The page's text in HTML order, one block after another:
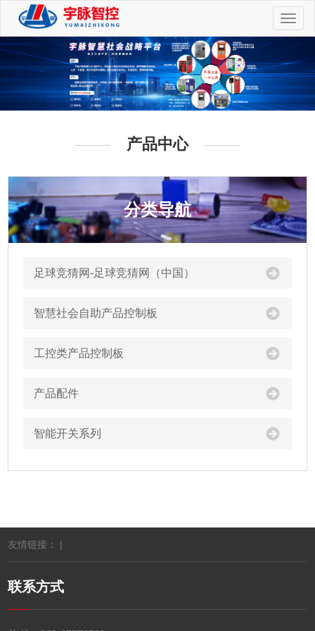
切
换
航
产品中心
分类导航
足球竞猜网-足球竞猜网（中国）
智慧社会自助产品控制板
工控类产品控制板
产品配件
智能开关系列
友情链接： |
联系方式